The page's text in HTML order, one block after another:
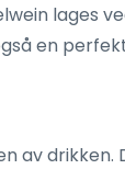
lages
en
av drikken.